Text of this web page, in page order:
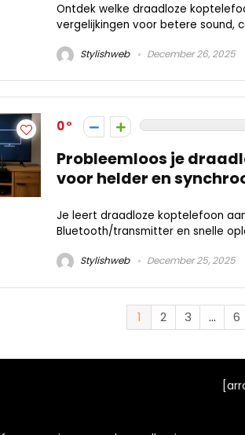
Ontdek welke draadloze
vergelijkingen voor betere sound,
Stylishweb December 26, 2025
0
Probleemloos je
voor helder en
Je leert draadloze koptelefoon
Bluetooth/transmitter en snelle
Stylishweb December 25, 2025
1 2 3 … 6